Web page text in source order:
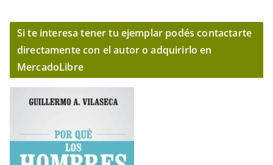
Si te interesa tener tu ejemplar podés contactarte
directamente con el autor o adquirirlo en
MercadoLibre